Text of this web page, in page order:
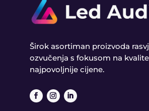
Širok asortiman proizvoda
ozvučenja s fokusom na
najpovoljnije cijene.